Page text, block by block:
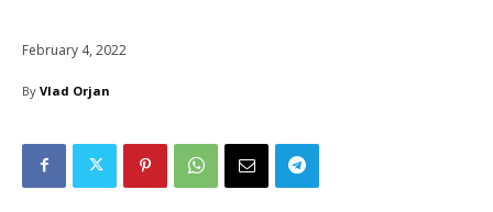
February 4, 2022
By Vlad Orjan